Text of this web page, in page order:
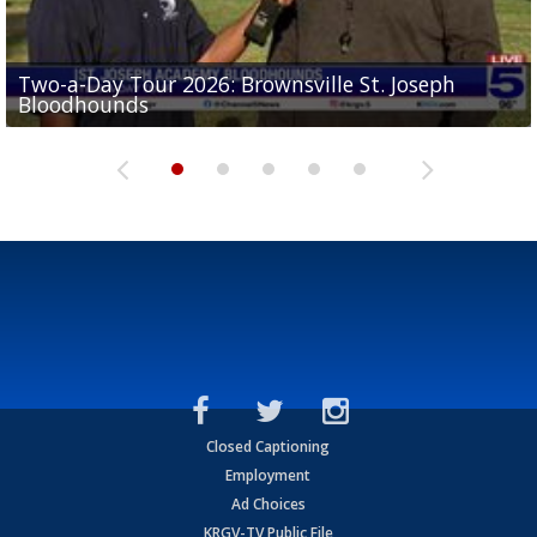
Two-a-Day Tour 2026: Brownsville St. Joseph
Bloodhounds
Two-a-Day Tour 2026: St. Joseph Academy
Bloodhounds
Two-a-Day Tour 2026: Sharyland Rattlers
Sit-down interview with UTRGV wide receiver
Tavian Cord
Two-a-Day Tour 2026: Raymondville Bearkats
Closed Captioning
Employment
Ad Choices